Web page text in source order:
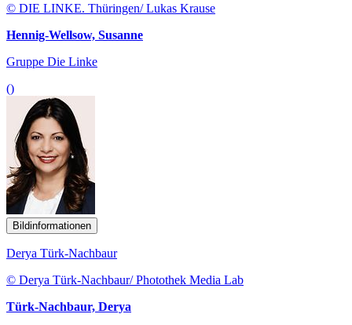
© DIE LINKE. Thüringen/ Lukas Krause
Hennig-Wellsow, Susanne
Gruppe Die Linke
()
Bildinformationen
Derya Türk-Nachbaur
© Derya Türk-Nachbaur/ Photothek Media Lab
Türk-Nachbaur, Derya